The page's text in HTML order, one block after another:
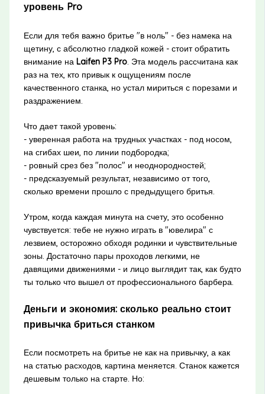
уровень Pro
Если для тебя важно бритье "в ноль" - без намека на
щетину, с абсолютно гладкой кожей - стоит обратить
внимание на Laifen P3 Pro. Эта модель рассчитана как
раз на тех, кто привык к ощущениям после
качественного станка, но устал мириться с порезами и
раздражением.
Что дает такой уровень:
- уверенная работа на трудных участках - под носом,
на сгибах шеи, по линии подбородка;
- ровный срез без "полос" и неоднородностей;
- предсказуемый результат, независимо от того,
сколько времени прошло с предыдущего бритья.
Утром, когда каждая минута на счету, это особенно
чувствуется: тебе не нужно играть в "ювелира" с
лезвием, осторожно обходя родинки и чувствительные
зоны. Достаточно пары проходов легкими, не
давящими движениями - и лицо выглядит так, как будто
ты только что вышел от профессионального барбера.
Деньги и экономия: сколько реально стоит
привычка бриться станком
Если посмотреть на бритье не как на привычку, а как
на статью расходов, картина меняется. Станок кажется
дешевым только на старте. Но: